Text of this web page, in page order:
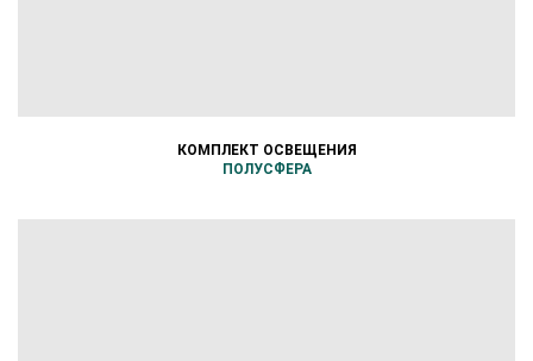
КОМПЛЕКТ ОСВЕЩЕНИЯ
ПОЛУСФЕРА